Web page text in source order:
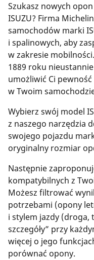
Szukasz nowych
ISUZU? Firma
samochodów marki
i spalinowych, aby
w zakresie
1889 roku
umożliwić Ci
w Twoim
Wybierz swój model
z naszego narzędzia
swojego pojazdu
oryginalny rozmiar
Następnie
kompatybilnych z
Możesz filtrować
potrzebami (opony
i stylem jazdy (droga,
szczegóły” przy
więcej o jego
porównać opony.